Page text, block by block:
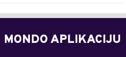
MONDO APLIKACIJU